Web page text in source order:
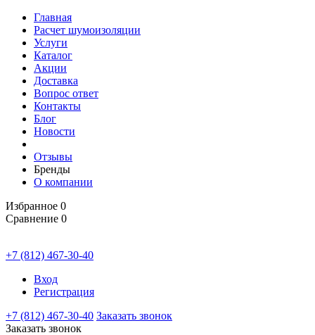
Главная
Расчет шумоизоляции
Услуги
Каталог
Акции
Доставка
Вопрос ответ
Контакты
Блог
Новости
Отзывы
Бренды
О компании
Избранное 0
Сравнение 0
+7 (812) 467-30-40
Вход
Регистрация
+7 (812) 467-30-40 Заказать звонок
Заказать звонок